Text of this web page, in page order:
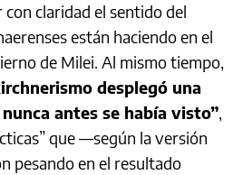
claridad el sentido del
están haciendo en el
de Milei. Al mismo tiempo,
desplegó una
antes se había visto”,
que —según la versión
pesando en el resultado